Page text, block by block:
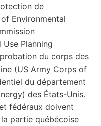
de
Environmental
Use Planning
du corps des
(US Army Corps of
du département
des États-Unis.
fédéraux doivent
partie québécoise